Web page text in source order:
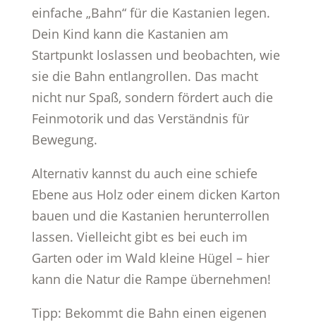
einfache „Bahn“ für die Kastanien legen.
Dein Kind kann die Kastanien am
Startpunkt loslassen und beobachten, wie
sie die Bahn entlangrollen. Das macht
nicht nur Spaß, sondern fördert auch die
Feinmotorik und das Verständnis für
Bewegung.
Alternativ kannst du auch eine schiefe
Ebene aus Holz oder einem dicken Karton
bauen und die Kastanien herunterrollen
lassen. Vielleicht gibt es bei euch im
Garten oder im Wald kleine Hügel – hier
kann die Natur die Rampe übernehmen!
Tipp: Bekommt die Bahn einen eigenen